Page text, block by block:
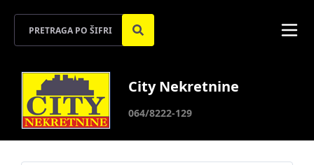
City Nekretnine
064/8222-129